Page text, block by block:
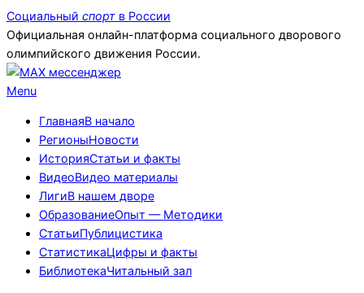
Skip
to
content
Социальный спорт в России
Официальная онлайн-платформа социального дворового
олимпийского движения России.
Primary
Menu
Menu
ГлавнаяВ начало
РегионыНовости
ИсторияСтатьи и факты
ВидеоВидео материалы
ЛигиВ нашем дворе
ОбразованиеОпыт — Методики
СтатьиПублицистика
СтатистикаЦифры и факты
БиблиотекаЧитальный зал